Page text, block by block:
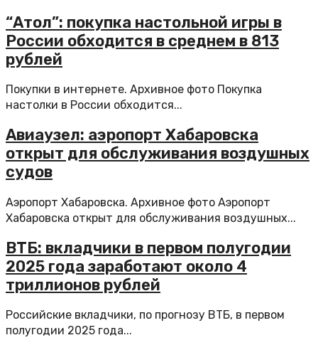
“Атол”: покупка настольной игры в
России обходится в среднем в 813
рублей
Покупки в интернете. Архивное фото Покупка
настолки в России обходится...
Авиаузел: аэропорт Хабаровска
открыт для обслуживания воздушных
судов
Аэропорт Хабаровска. Архивное фото Аэропорт
Хабаровска открыт для обслуживания воздушных...
ВТБ: вкладчики в первом полугодии
2025 года заработают около 4
триллионов рублей
Российские вкладчики, по прогнозу ВТБ, в первом
полугодии 2025 года...